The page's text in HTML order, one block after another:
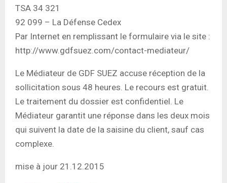
TSA 34 321
92 099 – La Défense Cedex
Par Internet en remplissant le formulaire via le site :
http://www.gdfsuez.com/contact-mediateur/
Le Médiateur de GDF SUEZ accuse réception de la
sollicitation sous 48 heures. Le recours est gratuit.
Le traitement du dossier est confidentiel. Le
Médiateur garantit une réponse dans les deux mois
qui suivent la date de la saisine du client, sauf cas
complexe.
mise à jour 21.12.2015